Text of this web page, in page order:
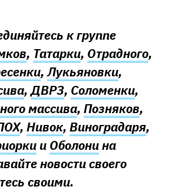
к группе
, Татарки, Отрадного,
,Лукьяновки,
,ДВРЗ, Соломенки,
массива, Позняков,
, Нивок, Виноградаря,
и Оболонина
новости своего
своими.